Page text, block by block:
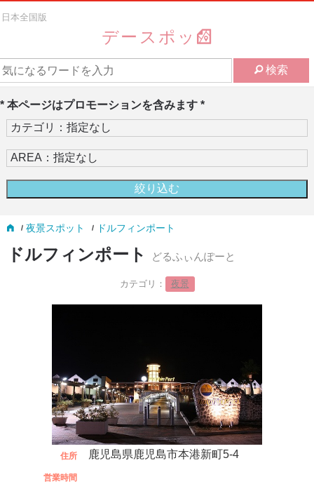
日本全国版
デースポッ
検索
* 本ページはプロモーションを含みます *
夜景スポット ドルフィンポート
ドルフィンポート どるふぃんぽーと
カテゴリ： 夜景
住所 鹿児島県鹿児島市本港新町5-4
営業時間